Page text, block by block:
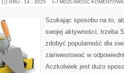
GRU - 14 - 2025 MOŻLIWOŚĆ
Szukając sposobu na to,
swojej aktywności, trzeba
zdobyć popularność dla
zainwestować w
Aczkolwiek jest dużo